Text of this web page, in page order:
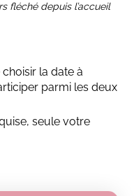
fléché depuis l’accueil
la date à
parmi les deux
seule votre